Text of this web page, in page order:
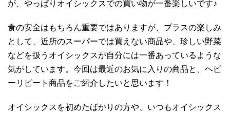
が、やっぱりオイシックスでの買い物が一番楽しいです♪
食の安全はもちろん重要ではありますが、プラスの楽しみ
として、近所のスーパーでは買えない商品や、珍しい野菜
などを扱うオイシックスが自分には一番あっているような
気がしています。今回は最近のお気に入りの商品と、ヘビ
ーリピート商品をご紹介したいと思います！
オイシックスを初めたばかりの方や、いつもオイシックス